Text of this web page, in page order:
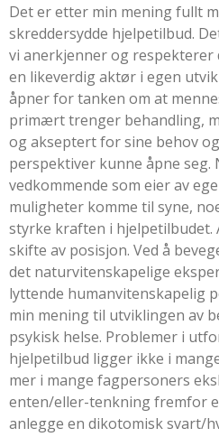
Det er etter min mening fullt
skreddersydde hjelpetilbud.
vi anerkjenner og respekterer
en likeverdig aktør i egen
åpner for tanken om at
primært trenger behandling,
og akseptert for sine behov
perspektiver kunne åpne seg.
vedkommende som eier av
muligheter komme til syne,
styrke kraften i hjelpetilbudet.
skifte av posisjon. Ved å
det naturvitenskapelige
lyttende humanvitenskapelig
min mening til utviklingen av
psykisk helse. Problemer i
hjelpetilbud ligger ikke i
mer i mange fagpersoners
enten/eller-tenkning fremfor
anlegge en dikotomisk svart/